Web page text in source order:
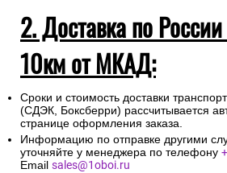
2. Доставка по
10км от МКАД:
Сроки и стоимость доставки
(СДЭК, Боксберри) рассчитывается
странице оформления заказа.
Информацию по отправке другими
уточняйте у менеджера по телефону
Email sales@1oboi.ru